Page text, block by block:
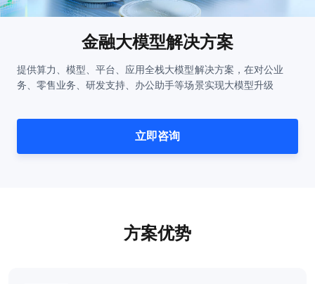
金融大模型解决方案
提供算力、模型、平台、应用全栈大模型解决方案，在对公业
务、零售业务、研发支持、办公助手等场景实现大模型升级
立即咨询
方案优势